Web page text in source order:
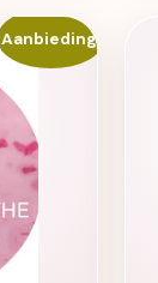
Aanbieding!